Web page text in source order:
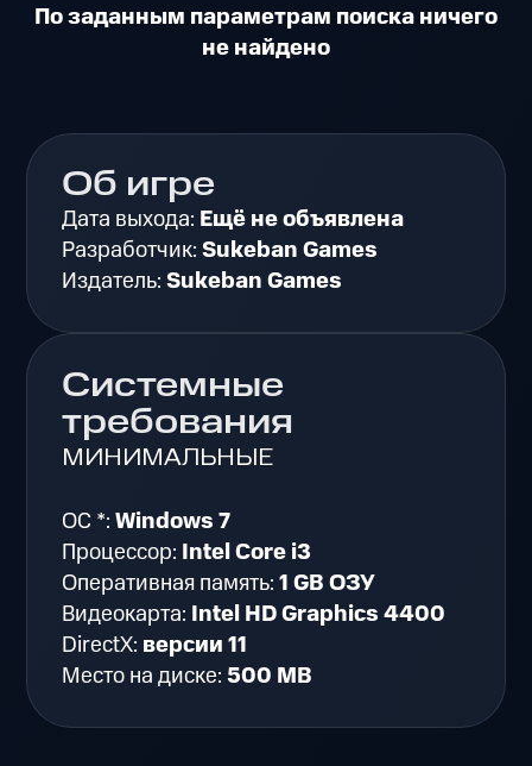
По заданным параметрам поиска ничего
не найдено
Об игре
Дата выхода: Ещё не объявлена
Разработчик:Sukeban Games
Издатель:Sukeban Games
Системные
требования
МИНИМАЛЬНЫЕ
ОС *:Windows 7
Процессор: Intel Core i3
Оперативная память:1 GB ОЗУ
Видеокарта: Intel HD Graphics 4400
DirectX: версии 11
Место на диске:500 MB